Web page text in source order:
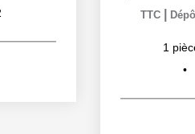
TTC
1